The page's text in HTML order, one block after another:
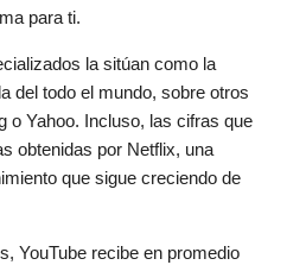
para ti.
la sitúan como la
del todo el mundo, sobre otros
o Yahoo. Incluso, las cifras que
obtenidas por Netflix, una
que sigue creciendo de
YouTube recibe en promedio